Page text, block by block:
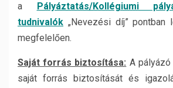
a
Pályáztatás/Kollégiumi
tudnivalók „Nevezési díj” pontban
megfelelően.
Saját forrás biztosítása: A
saját forrás biztosítását és